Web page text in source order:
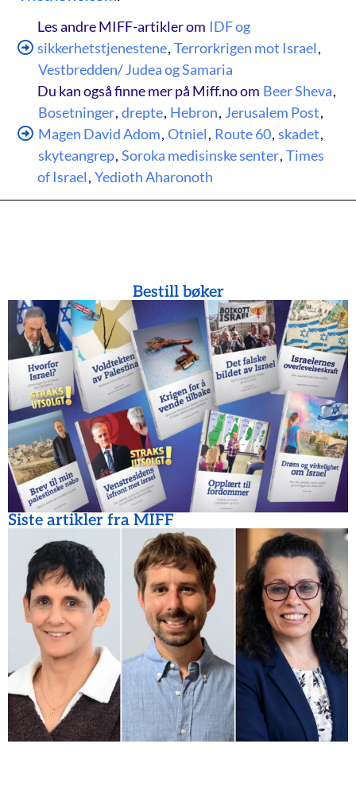
Les andre MIFF-artikler om IDF og
sikkerhetstjenestene, Terrorkrigen mot Israel,
Vestbredden/ Judea og Samaria
Du kan også finne mer på Miff.no om Beer Sheva,
Bosetninger, drepte, Hebron, Jerusalem Post,
Magen David Adom, Otniel, Route 60, skadet,
skyteangrep, Soroka medisinske senter, Times
of Israel, Yedioth Aharonoth
Bestill bøker
Siste artikler fra MIFF